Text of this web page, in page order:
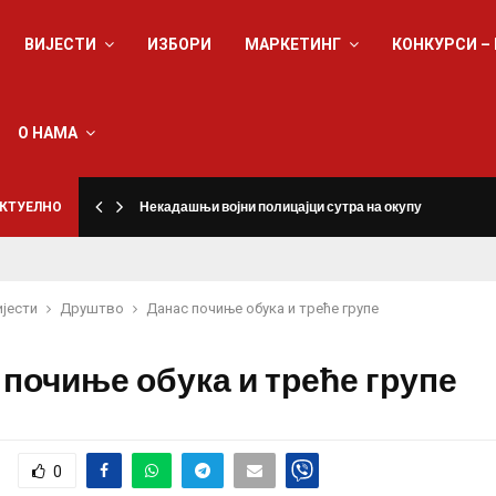
ВИЈЕСТИ ИЗБОРИ МАРКЕТИНГ КОНКУРСИ
О НАМА
Некадашњи војни полицајци сутра на окупу
Друштво Данас почиње обука и треће групе
обука и треће групе
0